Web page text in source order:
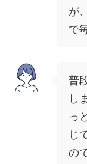
が
で
普
し
っ
じ
の